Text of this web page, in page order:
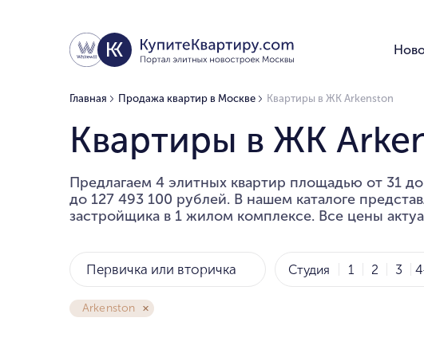
Главная Продажа квартир в Москве Квартиры в ЖК Arkenston
Квартиры в ЖК
Предлагаем 4 элитных квартир площадью от 31
до 127 493 100 рублей. В нашем каталоге
застройщика в 1 жилом комплексе. Все цены
Первичка или вторичка Студия 1 2 3
Arkenston